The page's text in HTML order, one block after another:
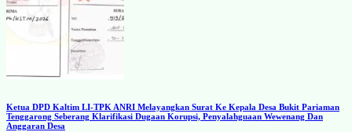
Ketua DPD Kaltim LI-TPK ANRI Melayangkan Surat Ke Kepala Desa Bukit Pariaman
Tenggarong Seberang Klarifikasi Dugaan Korupsi, Penyalahguaan Wewenang Dan
Anggaran Desa